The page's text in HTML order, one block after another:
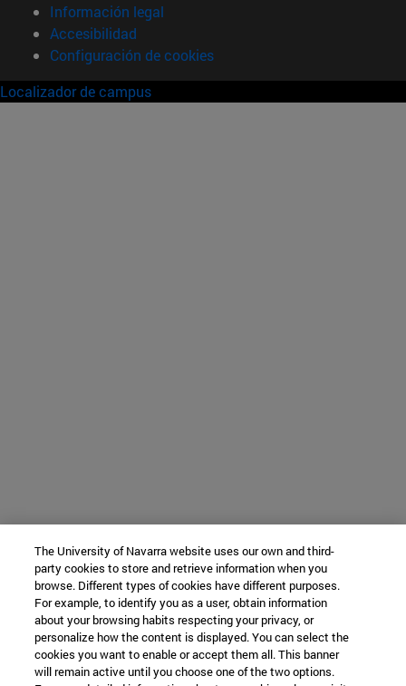
Información legal
Accesibilidad
Configuración de cookies
Localizador de campus
The University of Navarra website uses our own and third-
party cookies to store and retrieve information when you
browse. Different types of cookies have different purposes.
For example, to identify you as a user, obtain information
about your browsing habits respecting your privacy, or
personalize how the content is displayed. You can select the
cookies you want to enable or accept them all. This banner
will remain active until you choose one of the two options.